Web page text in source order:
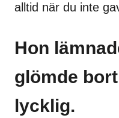
alltid när du inte
Hon
glömde
lycklig.